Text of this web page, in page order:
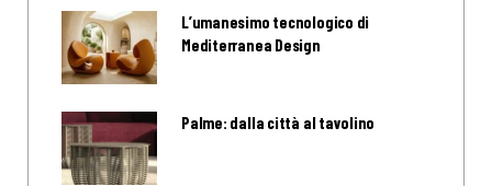
L’umanesimo tecnologico di
Mediterranea Design
Palme: dalla città al tavolino